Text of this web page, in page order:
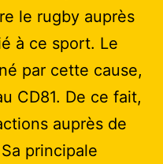
le rugby auprès
à ce sport. Le
par cette cause,
CD81. De ce fait,
auprès de
principale